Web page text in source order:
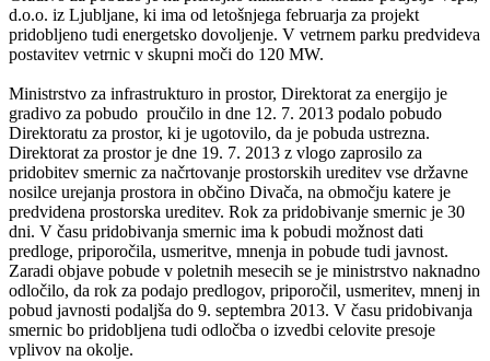
d.o.o. iz Ljubljane, ki ima od letošnjega februarja za projekt
pridobljeno tudi energetsko dovoljenje. V vetrnem parku predvideva
postavitev vetrnic v skupni moči do 120 MW.
Ministrstvo za infrastrukturo in prostor, Direktorat za energijo je
gradivo za pobudo proučilo in dne 12. 7. 2013 podalo pobudo
Direktoratu za prostor, ki je ugotovilo, da je pobuda ustrezna.
Direktorat za prostor je dne 19. 7. 2013 z vlogo zaprosilo za
pridobitev smernic za načrtovanje prostorskih ureditev vse državne
nosilce urejanja prostora in občino Divača, na območju katere je
predvidena prostorska ureditev. Rok za pridobivanje smernic je 30
dni. V času pridobivanja smernic ima k pobudi možnost dati
predloge, priporočila, usmeritve, mnenja in pobude tudi javnost.
Zaradi objave pobude v poletnih mesecih se je ministrstvo naknadno
odločilo, da rok za podajo predlogov, priporočil, usmeritev, mnenj in
pobud javnosti podaljša do 9. septembra 2013. V času pridobivanja
smernic bo pridobljena tudi odločba o izvedbi celovite presoje
vplivov na okolje.